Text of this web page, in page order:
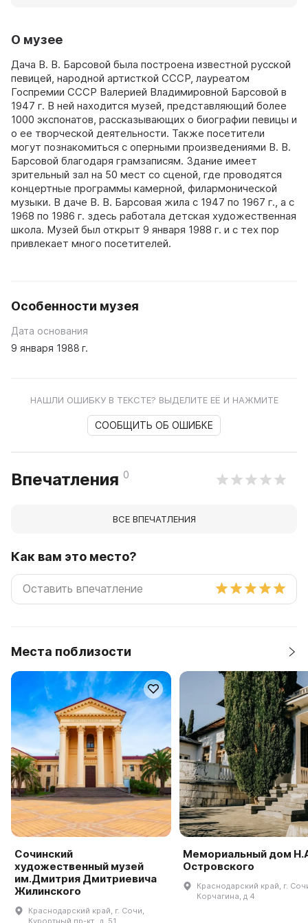
О музее
Дача В. В. Барсовой была построена известной русской
певицей, народной артисткой СССР, лауреатом
Госпремии СССР Валерией Владимировной Барсовой в
1947 г. В ней находится музей, представляющий более
1000 экспонатов, рассказывающих о биографии певицы и
о ее творческой деятельности. Также посетители
могут познакомиться с оперными произведениями В. В.
Барсовой благодаря грамзаписям. Здание имеет
зрительный зал на 50 мест со сценой, где проводятся
концертные программы камерной, филармонической
музыки. В даче В. В. Барсовая жила с 1947 по 1967 г., а с
1968 по 1986 г. здесь работала детская художественная
школа. Музей был открыт 9 января 1988 г. и с тех пор
привлекает много посетителей.
Особенности музея
Дата основания
9 января 1988 г.
НАШЛИ ОШИБКУ В ТЕКСТЕ? ВЫДЕЛИТЕ ЕЁ И НАЖМИТЕ
СООБЩИТЬ ОБ ОШИБКЕ
Впечатления 0
ВСЕ ВПЕЧАТЛЕНИЯ
Как вам это место?
Места поблизости
Сочинский
художественный музей
им.Дмитрия Дмитриевича
Жилинского
Краснодарский край, г. Сочи,
Курортный пр-кт., д. 51
Мемориальный дом
Островского
Краснодарский край, г.
Корчагина, д 4